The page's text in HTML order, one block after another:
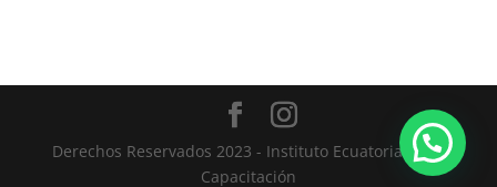
Derechos Reservados 2023 - Instituto Ecuatoriano de
Capacitación